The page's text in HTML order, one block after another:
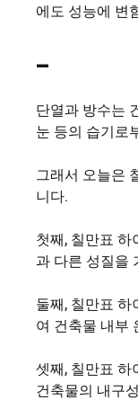
에도 성능에 변
–
단열과 방수는
눈 등의 습기로
그래서 오늘은
니다.
첫째, 칠만표
과 다른 성질을
둘째, 칠만표
여 건축물 내부
셋째, 칠만표 하
건축물의 내구